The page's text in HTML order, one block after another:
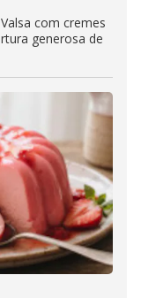
com cremes
generosa de